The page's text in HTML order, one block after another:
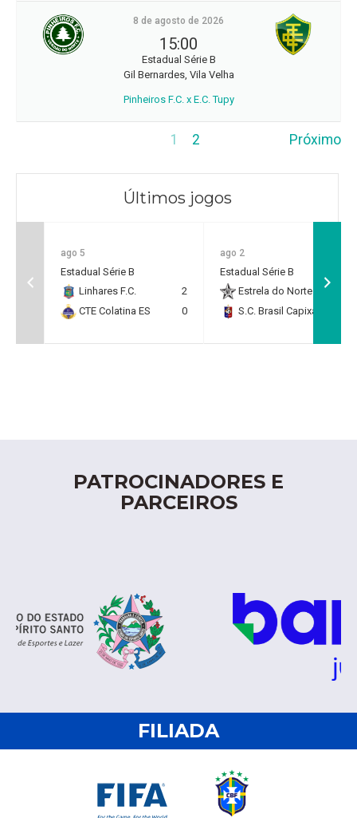
8 de agosto de 2026
15:00
Estadual Série B
Gil Bernardes, Vila Velha
Pinheiros F.C. x E.C. Tupy
1 2 Próximo
Últimos jogos
ago 5
Estadual Série B
Linhares F.C.
2
CTE Colatina ES
0
ago 2
Estadual Série B
Estrela do Norte F.C.
S.C. Brasil Capixaba
PATROCINADORES E
PARCEIROS
FILIADA